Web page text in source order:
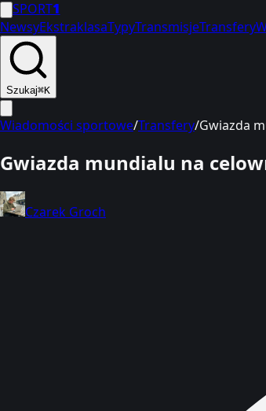
SPORT1
NewsyEkstraklasaTypyTransmisjeTransfery
Szukaj⌘K
Wiadomości sportowe/Transfery/Gwiazda
Gwiazda mundialu na
Czarek Groch